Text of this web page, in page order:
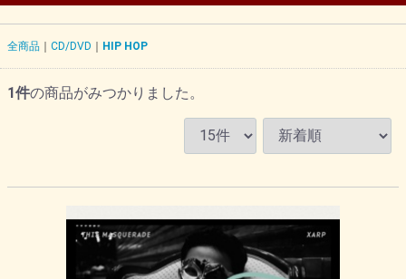
全商品 CD/DVD HIP HOP
1件の商品がみつかりました。